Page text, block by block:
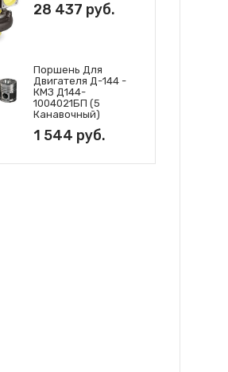
28 437 руб.
Поршень Для
Двигателя Д-144 -
КМЗ Д144-
1004021БП (5
Канавочный)
1 544 руб.